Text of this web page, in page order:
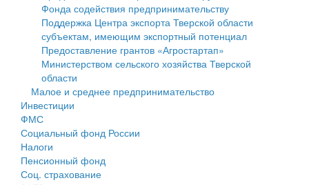
Образование
Здравоохранение
Социальная защита
Фотоальбом
Работа с обращениями граждан
Муниципальный контроль
Муниципальные услуги
Проекты административных регламентов
Антимонопольный комплаенс
Противодействие коррупции
Имущественная поддержка субъектов малого и
среднего предпринимательства
Информационная поддержка субъектов малого и
среднего предпринимательства
Муниципальные программы
Контрольно-счетная палата
Фонда содействия предпринимательству
Поддержка Центра экспорта Тверской области
субъектам, имеющим экспортный потенциал
Предоставление грантов «Агростартап»
Министерством сельского хозяйства Тверской
области
Малое и среднее предпринимательство
Инвестиции
ФМС
Социальный фонд России
Налоги
Пенсионный фонд
Соц. страхование